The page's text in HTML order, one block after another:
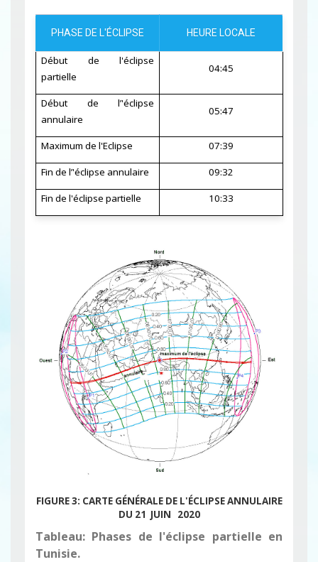
PHASE DE L'ÉCLIPSE HEURE LOCALE
Début de l'éclipse
partielle
04:45
Début de l’'éclipse
annulaire
05:47
Maximum de l'Eclipse 07:39
Fin de l’'éclipse annulaire 09:32
Fin de l'éclipse partielle 10:33
FIGURE 3: CARTE GÉNÉRALE DE L'ÉCLIPSE ANNULAIRE
DU 21 JUIN 2020
Tableau: Phases de l'éclipse partielle en
Tunisie.